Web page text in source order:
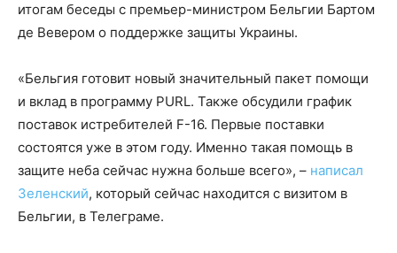
итогам беседы с премьер-министром Бельгии Бартом
де Вевером о поддержке защиты Украины.
«Бельгия готовит новый значительный пакет помощи
и вклад в программу PURL. Также обсудили график
поставок истребителей F-16. Первые поставки
состоятся уже в этом году. Именно такая помощь в
защите неба сейчас нужна больше всего», – написал
Зеленский, который сейчас находится с визитом в
Бельгии, в Телеграме.